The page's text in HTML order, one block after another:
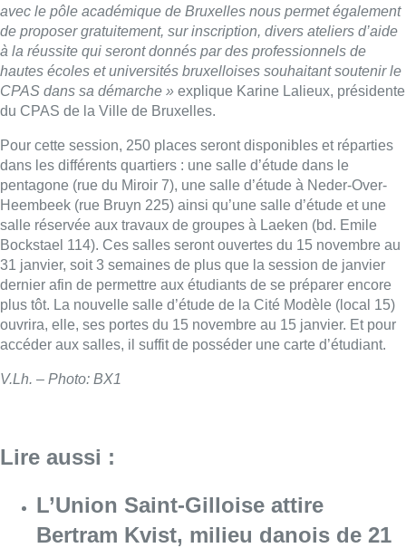
avec le pôle académique de Bruxelles nous permet également
de proposer gratuitement, sur inscription, divers ateliers d’aide
à la réussite qui seront donnés par des professionnels de
hautes écoles et universités bruxelloises souhaitant soutenir le
CPAS dans sa démarche » explique Karine Lalieux, présidente
du CPAS de la Ville de Bruxelles.
Pour cette session, 250 places seront disponibles et réparties
dans les différents quartiers : une salle d’étude dans le
pentagone (rue du Miroir 7), une salle d’étude à Neder-Over-
Heembeek (rue Bruyn 225) ainsi qu’une salle d’étude et une
salle réservée aux travaux de groupes à Laeken (bd. Emile
Bockstael 114). Ces salles seront ouvertes du 15 novembre au
31 janvier, soit 3 semaines de plus que la session de janvier
dernier afin de permettre aux étudiants de se préparer encore
plus tôt. La nouvelle salle d’étude de la Cité Modèle (local 15)
ouvrira, elle, ses portes du 15 novembre au 15 janvier. Et pour
accéder aux salles, il suffit de posséder une carte d’étudiant.
V.Lh. – Photo: BX1
Lire aussi :
L’Union Saint-Gilloise attire
Bertram Kvist, milieu danois de 21